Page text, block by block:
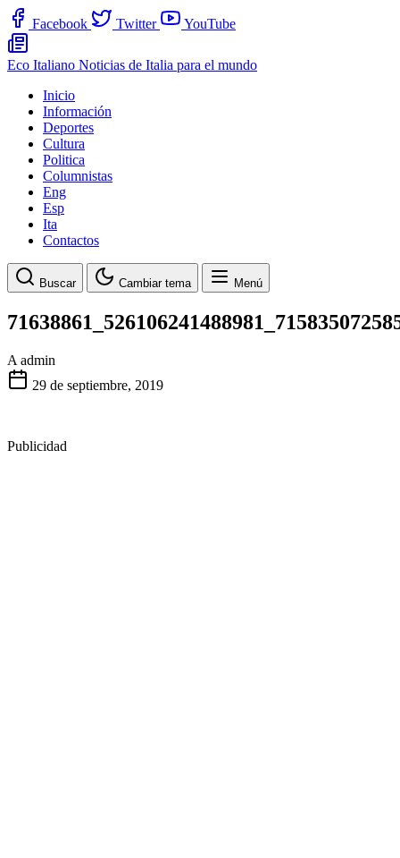
Facebook Twitter YouTube
Eco Italiano Noticias de Italia para el mundo
Inicio
Información
Deportes
Cultura
Politica
Columnistas
Eng
Esp
Ita
Contactos
Buscar Cambiar tema Menú
A admin
29 de septiembre, 2019
Publicidad